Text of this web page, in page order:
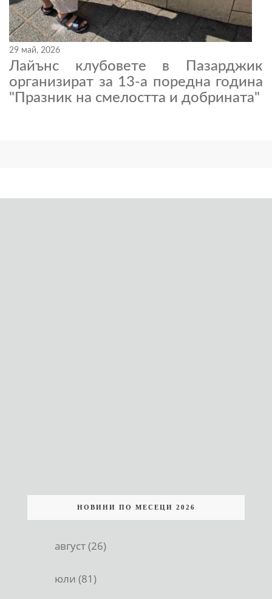
29 май, 2026
Лайънс клубовете в Пазарджик
организират за 13-а поредна година
"Празник на смелостта и добрината"
НОВИНИ ПО МЕСЕЦИ 2026
август (26)
юли (81)